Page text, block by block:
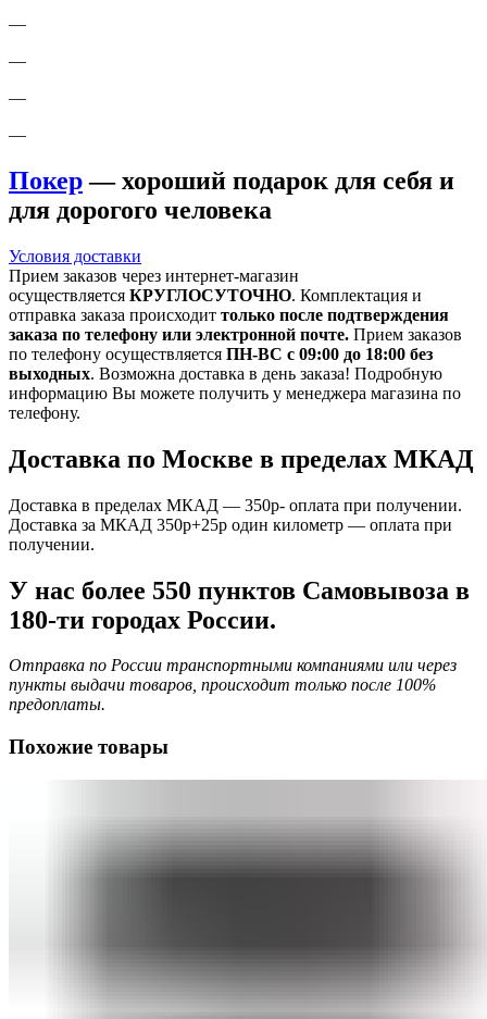
—
—
—
—
Покер— хороший подарок для себя и
для дорогого человека
Условия доставки
Прием заказов через интернет-магазин
осуществляется КРУГЛОСУТОЧНО. Комплектация и
отправка заказа происходит только после подтверждения
заказа по телефону или электронной почте. Прием заказов
по телефону осуществляется ПН-ВС с 09:00 до 18:00 без
выходных. Возможна доставка в день заказа! Подробную
информацию Вы можете получить у менеджера магазина по
телефону.
Доставка по Москве в пределах МКАД
Доставка в пределах МКАД — 350р- оплата при получении.
Доставка за МКАД 350р+25р один километр — оплата при
получении.
У нас более 550 пунктов Самовывоза в
180-ти городах России.
Отправка по России транспортными компаниями или через
пункты выдачи товаров, происходит только после 100%
предоплаты.
Похожие товары